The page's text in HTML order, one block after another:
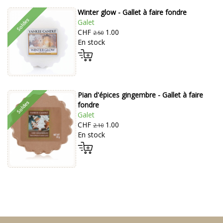
Winter glow - Gallet à faire fondre
Galet
CHF 2.501.00
En stock
Pian d'épices gingembre - Gallet à faire
fondre
Galet
CHF 2.101.00
En stock